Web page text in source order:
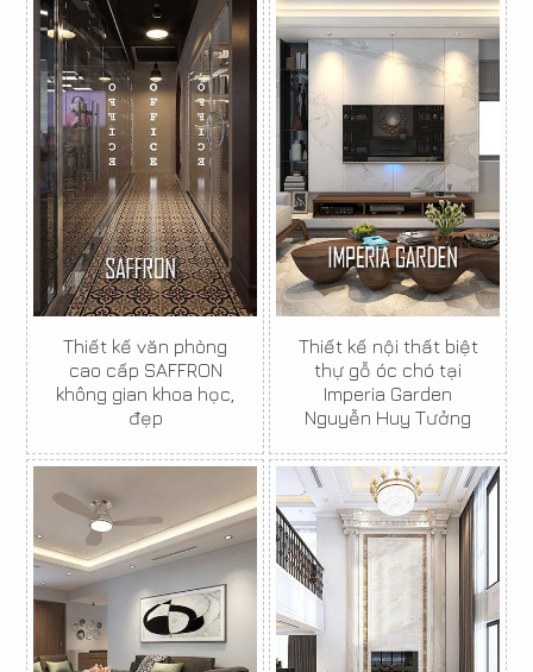
Thiết kế văn phòng
cao cấp SAFFRON
không gian khoa học,
đẹp
Thiết kế nội thất biệt
thự gỗ óc chó tại
Imperia Garden
Nguyễn Huy Tưởng